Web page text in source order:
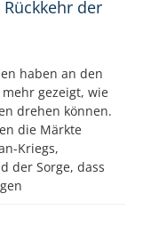
der
haben an den
gezeigt, wie
drehen können.
die Märkte
Kriegs,
der Sorge, dass